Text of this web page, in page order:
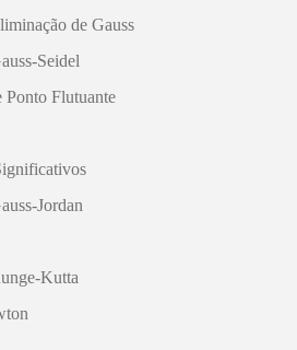
de Gauss
Seidel
Ponto Flutuante
Jordan
Kutta